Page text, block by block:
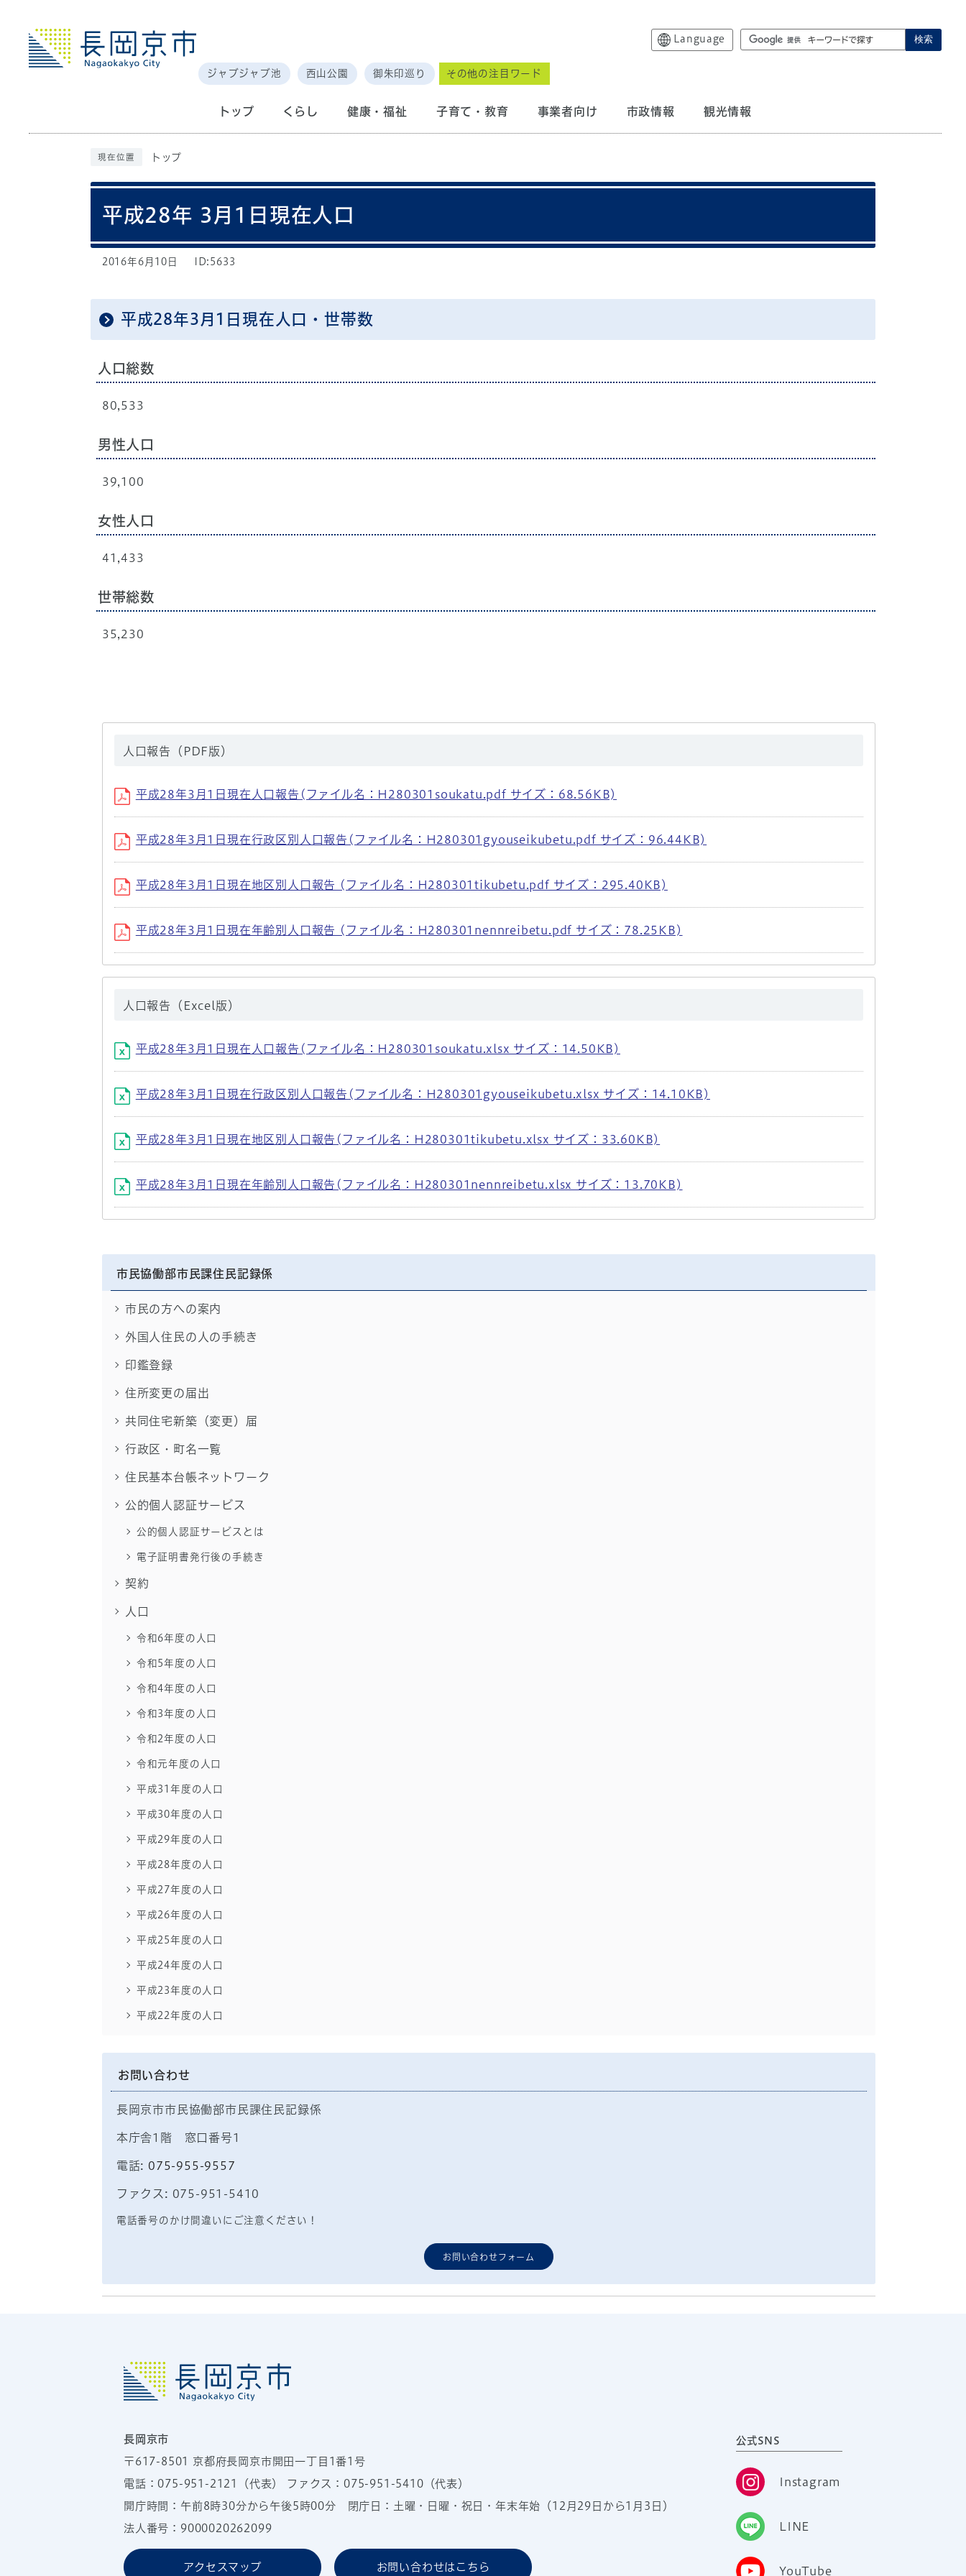
Language 検索
ジャブジャブ池 西山公園 御朱印巡り その他の注目ワード
トップ くらし 健康・福祉 子育て・教育 事業者向け 市政情報 観光情報
現在位置 トップ
平成28年 3月1日現在人口
2016年6月10日 ID:5633
平成28年3月1日現在人口・世帯数
人口総数
80,533
男性人口
39,100
女性人口
41,433
世帯総数
35,230
人口報告（PDF版）
平成28年3月1日現在人口報告(ファイル名：H280301soukatu.pdf サイズ：68.56KB)
平成28年3月1日現在行政区別人口報告(ファイル名：H280301gyouseikubetu.pdf サイズ：96.44KB)
平成28年3月1日現在地区別人口報告 (ファイル名：H280301tikubetu.pdf サイズ：295.40KB)
平成28年3月1日現在年齢別人口報告 (ファイル名：H280301nennreibetu.pdf サイズ：78.25KB)
人口報告（Excel版）
平成28年3月1日現在人口報告(ファイル名：H280301soukatu.xlsx サイズ：14.50KB)
平成28年3月1日現在行政区別人口報告(ファイル名：H280301gyouseikubetu.xlsx サイズ：14.10KB)
平成28年3月1日現在地区別人口報告(ファイル名：H280301tikubetu.xlsx サイズ：33.60KB)
平成28年3月1日現在年齢別人口報告(ファイル名：H280301nennreibetu.xlsx サイズ：13.70KB)
市民協働部市民課住民記録係
市民の方への案内
外国人住民の人の手続き
印鑑登録
住所変更の届出
共同住宅新築（変更）届
行政区・町名一覧
住民基本台帳ネットワーク
公的個人認証サービス
公的個人認証サービスとは
電子証明書発行後の手続き
契約
人口
令和6年度の人口
令和5年度の人口
令和4年度の人口
令和3年度の人口
令和2年度の人口
令和元年度の人口
平成31年度の人口
平成30年度の人口
平成29年度の人口
平成28年度の人口
平成27年度の人口
平成26年度の人口
平成25年度の人口
平成24年度の人口
平成23年度の人口
平成22年度の人口
お問い合わせ
長岡京市市民協働部市民課住民記録係
本庁舎1階 窓口番号1
電話: 075-955-9557
ファクス: 075-951-5410
電話番号のかけ間違いにご注意ください！
お問い合わせフォーム
長岡京市
〒617-8501 京都府長岡京市開田一丁目1番1号
電話：075-951-2121 （代表） ファクス：075-951-5410（代表）
開庁時間：午前8時30分から午後5時00分 閉庁日：土曜・日曜・祝日・年末年始（12月29日から1月3日）
法人番号：9000020262099
アクセスマップ お問い合わせはこちら
公式SNS
Instagram
LINE
YouTube